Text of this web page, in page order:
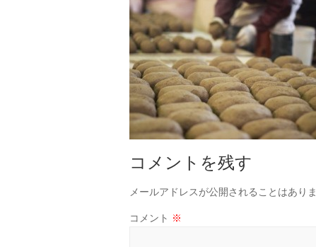
コメントを残す
メールアドレスが公開されることはありま
コメント ※